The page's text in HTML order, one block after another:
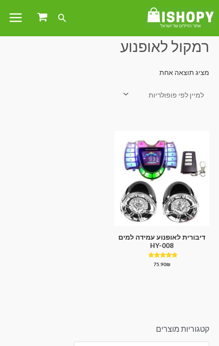
קטגוריות מוצרים
עמוד הבית/ מוצרים המתויגים “רמקול לאופנוע”
רמקול לאופנוע
מציג תוצאה אחת
דיבורית לאופנוע עמידה למים
HY-008
דורג
75.90₪